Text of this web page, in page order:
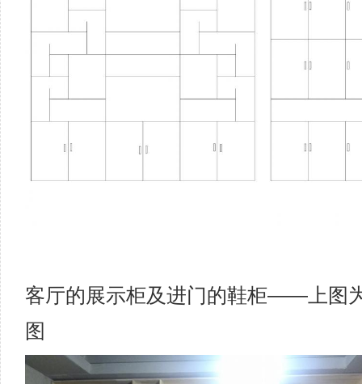
客厅的展示柜及进门的鞋柜——上图
图